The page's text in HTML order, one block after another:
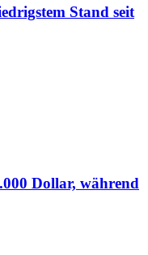
Stand seit
Dollar, während